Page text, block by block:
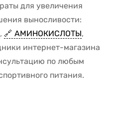
для увеличения
выносливости:
, АМИНОКИСЛОТЫ,
интернет-магазина
по любым
питания.